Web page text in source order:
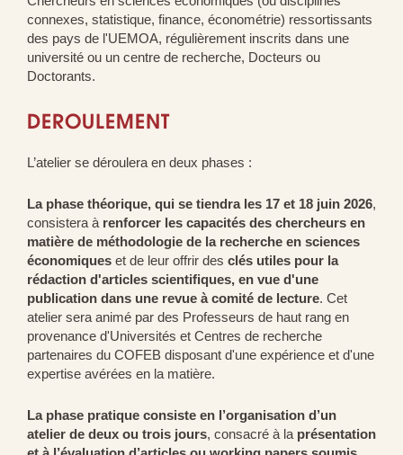
connexes, statistique, finance, économétrie) ressortissants
des pays de l'UEMOA, régulièrement inscrits dans une
université ou un centre de recherche, Docteurs ou
Doctorants.
DEROULEMENT
L’atelier se déroulera en deux phases :
La phase théorique, qui se tiendra les 17 et 18 juin 2026,
consistera à renforcer les capacités des chercheurs en
matière de méthodologie de la recherche en sciences
économiques et de leur offrir des clés utiles pour la
rédaction d'articles scientifiques, en vue d'une
publication dans une revue à comité de lecture. Cet
atelier sera animé par des Professeurs de haut rang en
provenance d'Universités et Centres de recherche
partenaires du COFEB disposant d'une expérience et d'une
expertise avérées en la matière.
La phase pratique consiste en l’organisation d’un
atelier de deux ou trois jours, consacré à la présentation